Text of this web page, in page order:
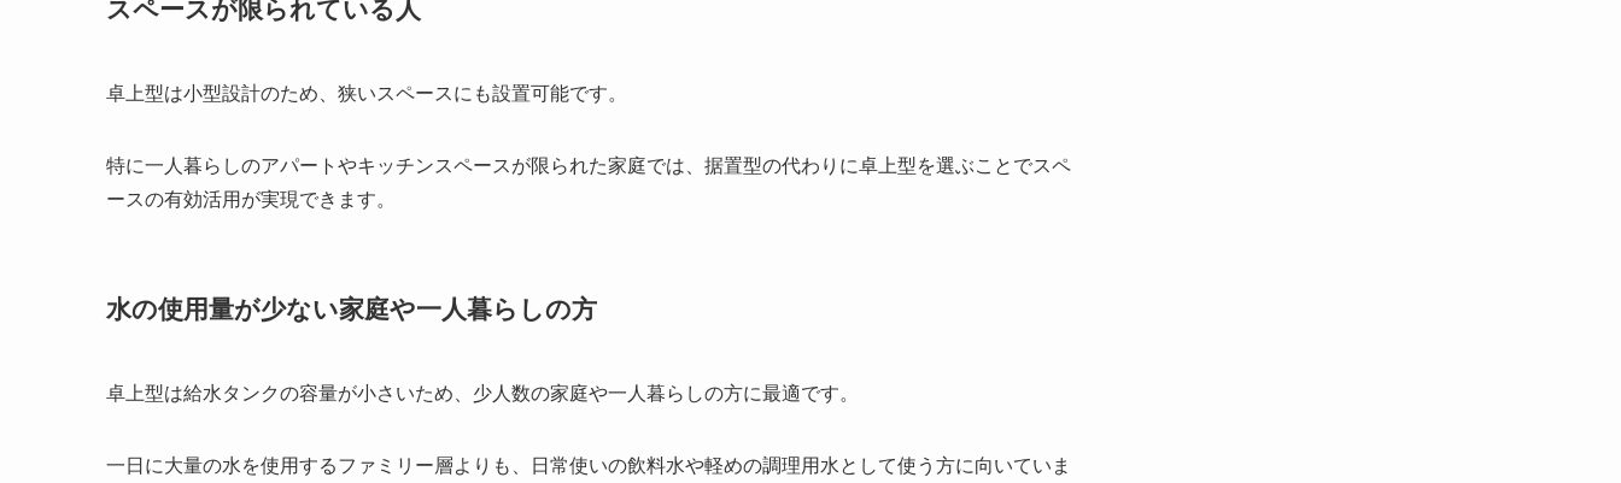
スペースが限られている人
卓上型は小型設計のため、狭いスペースにも設置可能です。
特に一人暮らしのアパートやキッチンスペースが限られた家庭では、据置型の代わりに卓上型を選ぶことでスペ
ースの有効活用が実現できます。
水の使用量が少ない家庭や一人暮らしの方
卓上型は給水タンクの容量が小さいため、少人数の家庭や一人暮らしの方に最適です。
一日に大量の水を使用するファミリー層よりも、日常使いの飲料水や軽めの調理用水として使う方に向いていま